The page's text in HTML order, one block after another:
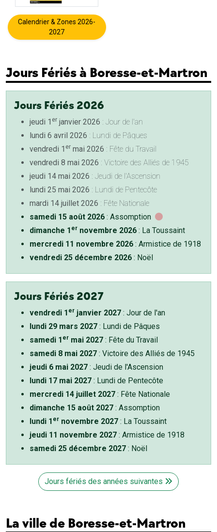
Calendrier & Zones 2026-
2027
Jours Fériés à Boresse-et-Martron
Jours Fériés 2026
jeudi 1 er janvier 2026 : Jour de l'an
lundi 6 avril 2026 : Lundi de Pâques
vendredi 1 er mai 2026 : Fête du Travail
vendredi 8 mai 2026 : Victoire des Alliés de 1945
jeudi 14 mai 2026 : Jeudi de l'Ascension
lundi 25 mai 2026 : Lundi de Pentecôte
mardi 14 juillet 2026 : Fête Nationale
samedi 15 août 2026 : Assomption
dimanche 1 er novembre 2026 : La Toussaint
mercredi 11 novembre 2026 : Armistice de 1918
vendredi 25 décembre 2026 : Noël
Jours Fériés 2027
vendredi 1 er janvier 2027 : Jour de l'an
lundi 29 mars 2027 : Lundi de Pâques
samedi 1 er mai 2027 : Fête du Travail
samedi 8 mai 2027 : Victoire des Alliés de 1945
jeudi 6 mai 2027 : Jeudi de l'Ascension
lundi 17 mai 2027 : Lundi de Pentecôte
mercredi 14 juillet 2027 : Fête Nationale
dimanche 15 août 2027 : Assomption
lundi 1 er novembre 2027 : La Toussaint
jeudi 11 novembre 2027 : Armistice de 1918
samedi 25 décembre 2027 : Noël
Jours fériés des années suivantes
La ville de Boresse-et-Martron